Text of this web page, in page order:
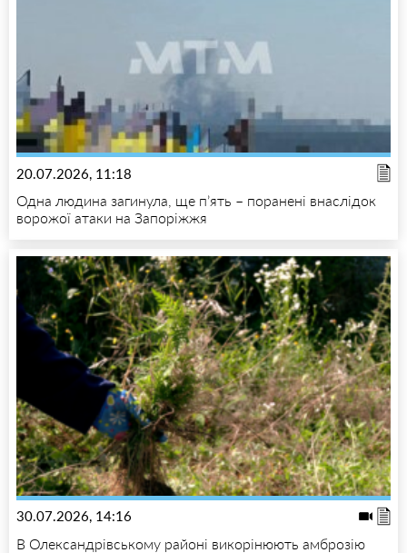
20.07.2026, 11:18
Одна людина загинула, ще п’ять – поранені внаслідок
ворожої атаки на Запоріжжя
30.07.2026, 14:16
В Олександрівському районі викорінюють амброзію